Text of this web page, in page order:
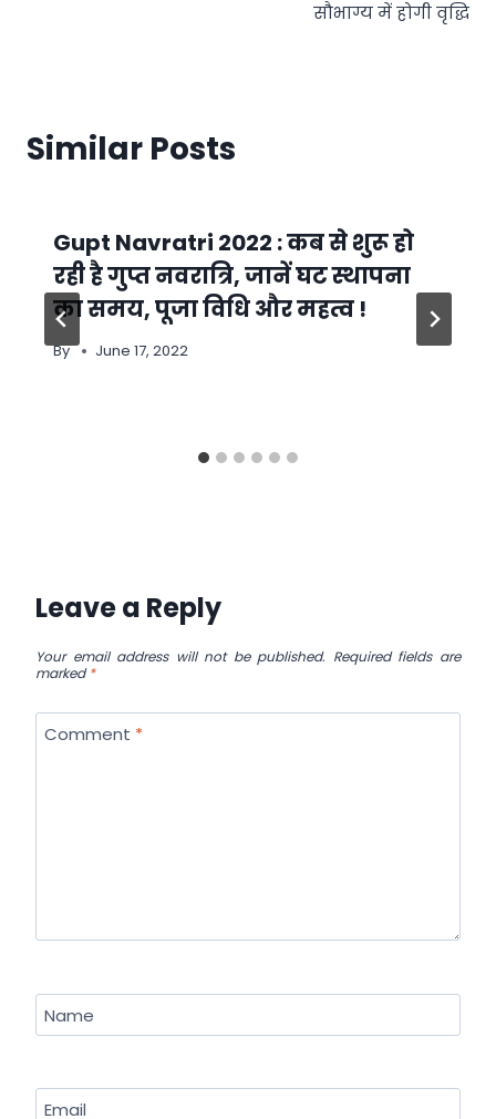
सौभाग्य में होगी वृद्धि
Similar Posts
Gupt Navratri 2022 : कब से शुरू हो
रही है गुप्त नवरात्रि, जानें घट स्थापना
का समय, पूजा विधि और महत्व !
By June 17, 2022
Leave a Reply
Your email address will not be published. Required fields are
marked*
Comment *
Name
Email